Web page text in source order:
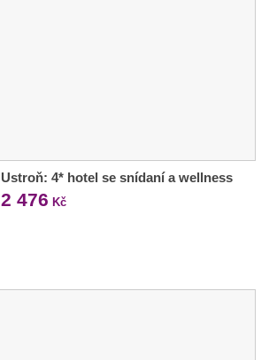
Ustroň: 4* hotel se snídaní a wellness
2 476 Kč